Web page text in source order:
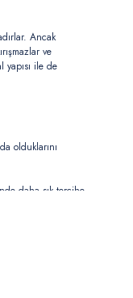
Ancak
ve
ile de
olduklarını
daha sık tercihe